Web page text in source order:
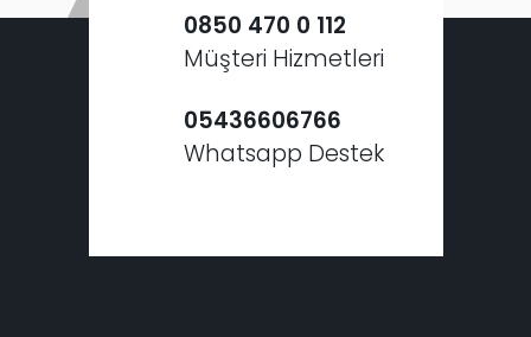
0850 470 0 112
Müşteri Hizmetleri
05436606766
Whatsapp Destek